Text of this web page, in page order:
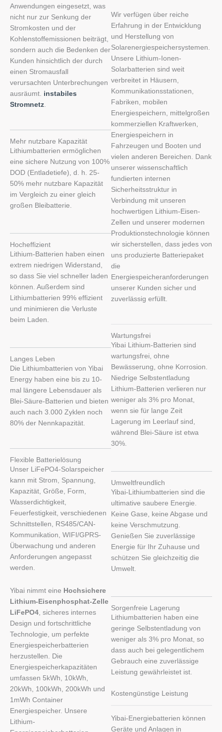
Anwendungen eingesetzt, was
nicht nur zur Senkung der
Stromkosten und der
Kohlenstoffemissionen beiträgt,
sondern auch die Bedenken der
Kunden hinsichtlich der durch
einen Stromausfall
verursachten Unterbrechungen
ausräumt. instabiles
Stromnetz.
Mehr nutzbare Kapazität
Lithiumbatterien ermöglichen
eine sichere Nutzung von 100%
DOD (Entladetiefe), d. h. 25-
50% mehr nutzbare Kapazität
im Vergleich zu einer gleich
großen Bleibatterie.
Hocheffizient
Lithium-Batterien haben einen
extrem niedrigen Widerstand,
so dass Sie viel schneller laden
können. Außerdem sind
Lithiumbatterien 99% effizient
und minimieren die Verluste
beim Laden.
Langes Leben
Die Lithiumbatterien von Yibai
Energy haben eine bis zu 10-
mal längere Lebensdauer als
Blei-Säure-Batterien und bieten
auch nach 3.000 Zyklen noch
80% der Nennkapazität.
Flexible Batterielösung
Unser LiFePO4-Solarspeicher
kann mit Strom, Spannung,
Kapazität, Größe, Form,
Wasserdichtigkeit,
Feuerfestigkeit, verschiedenen
Schnittstellen, RS485/CAN-
Kommunikation, WIFI/GPRS-
Überwachung und anderen
Anforderungen angepasst
werden.
Yibai nimmt eine Hochsichere
Lithium-Eisenphosphat-Zelle
LiFePO4 , sicheres internes
Design und fortschrittliche
Technologie, um perfekte
Energiespeicherbatterien
herzustellen. Die
Energiespeicherkapazitäten
umfassen 5kWh, 10kWh,
20kWh, 100kWh, 200kWh und
1mWh Container
Energiespeicher. Unsere
Lithium-
Wir verfügen über reiche
Erfahrung in der Entwicklung
und Herstellung von
Solarenergiespeichersystemen.
Unsere Lithium-Ionen-
Solarbatterien sind weit
verbreitet in Häusern,
Kommunikationsstationen,
Fabriken, mobilen
Energiespeichern, mittelgroßen
kommerziellen Kraftwerken,
Energiespeichern in
Fahrzeugen und Booten und
vielen anderen Bereichen. Dank
unserer wissenschaftlich
fundierten internen
Sicherheitsstruktur in
Verbindung mit unseren
hochwertigen Lithium-Eisen-
Zellen und unserer modernen
Produktionstechnologie können
wir sicherstellen, dass jedes von
uns produzierte Batteriepaket
die
Energiespeicheranforderungen
unserer Kunden sicher und
zuverlässig erfüllt.
Wartungsfrei
Yibai Lithium-Batterien sind
wartungsfrei, ohne
Bewässerung, ohne Korrosion.
Niedrige Selbstentladung
Lithium-Batterien verlieren nur
weniger als 3% pro Monat,
wenn sie für lange Zeit
Lagerung im Leerlauf sind,
während Blei-Säure ist etwa
30%.
Umweltfreundlich
Yibai-Lithiumbatterien sind die
ultimative saubere Energie.
Keine Gase, keine Abgase und
keine Verschmutzung.
Genießen Sie zuverlässige
Energie für Ihr Zuhause und
schützen Sie gleichzeitig die
Umwelt.
Sorgenfreie Lagerung
Lithiumbatterien haben eine
geringe Selbstentladung von
weniger als 3% pro Monat, so
dass auch bei gelegentlichem
Gebrauch eine zuverlässige
Leistung gewährleistet ist.
Kostengünstige Leistung
Yibai-Energiebatterien können
Geräte und Anlagen in